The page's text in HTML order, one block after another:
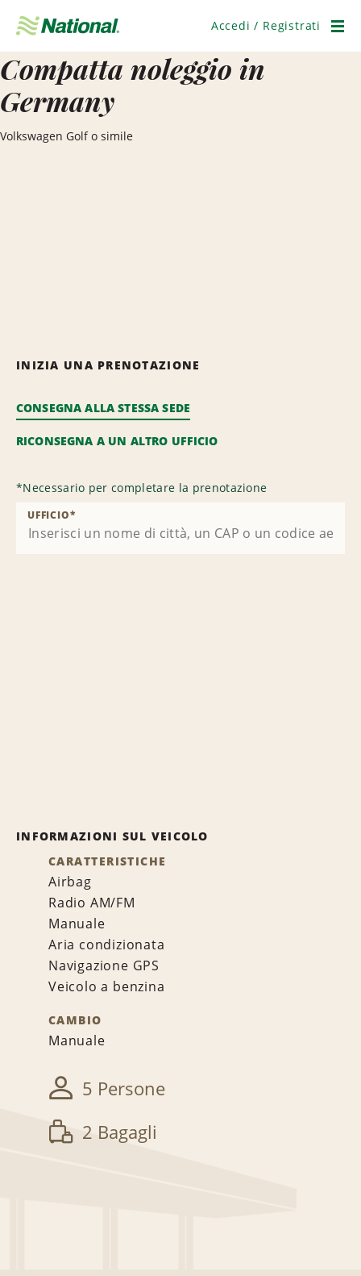
navigazione
Accedi / Registrati
Compatta noleggio in
Germany
Volkswagen Golf o simile
INIZIA UNA PRENOTAZIONE
CONSEGNA ALLA STESSA SEDE
RICONSEGNA A UN ALTRO UFFICIO
*Necessario per completare la prenotazione
UFFICIO*
INFORMAZIONI SUL VEICOLO
CARATTERISTICHE
Airbag
Radio AM/FM
Manuale
Aria condizionata
Navigazione GPS
Veicolo a benzina
CAMBIO
Manuale
5 Persone
2 Bagagli